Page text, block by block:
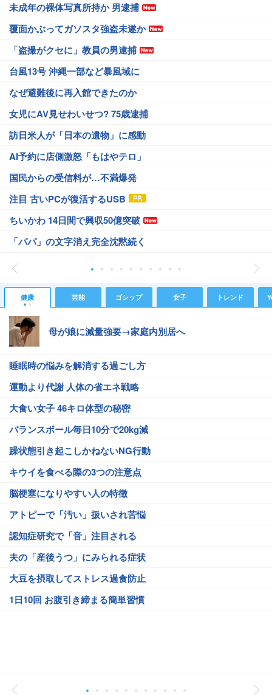
未成年の裸体写真所持か 男逮捕
覆面かぶってガソスタ強盗未遂か
「盗撮がクセに」教員の男逮捕
台風13号 沖縄一部など暴風域に
なぜ避難後に再入館できたのか
女児にAV見せわいせつ? 75歳逮捕
訪日米人が「日本の遺物」に感動
AI予約に店側激怒「もはやテロ」
国民からの受信料が…不満爆発
注目 古いPCが復活するUSB
ちいかわ 14日間で興収50億突破
「パパ」の文字消え完全沈黙続く
健康 芸能 ゴシップ 女子 トレンド
母が娘に減量強要→家庭内別居へ
睡眠時の悩みを解消する過ごし方
運動より代謝 人体の省エネ戦略
大食い女子 46キロ体型の秘密
バランスボール毎日10分で20kg減
躁状態引き起こしかねないNG行動
キウイを食べる際の3つの注意点
脳梗塞になりやすい人の特徴
アトピーで「汚い」扱いされ苦悩
認知症研究で「音」注目される
夫の「産後うつ」にみられる症状
大豆を摂取してストレス過食防止
1日10回 お腹引き締まる簡単習慣